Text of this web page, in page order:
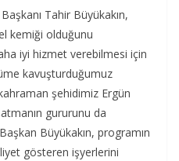
Tahir Büyükakın,
kemiği olduğunu
iyi hizmet verebilmesi için
kavuşturduğumuz
şehidimiz Ergün
gururunu da
Büyükakın, programın
gösteren işyerlerini